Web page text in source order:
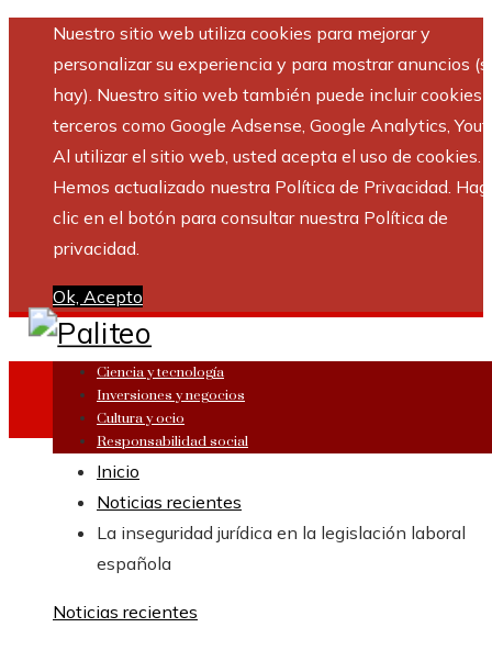
Nuestro sitio web utiliza cookies para mejorar y
personalizar su experiencia y para mostrar anuncios
hay). Nuestro sitio web también puede incluir cookies
terceros como Google Adsense, Google Analytics,
Al utilizar el sitio web, usted acepta el uso de cookies.
Hemos actualizado nuestra Política de Privacidad.
clic en el botón para consultar nuestra Política de
privacidad.
Ok, Acepto
Ciencia y tecnología
Inversiones y negocios
Cultura y ocio
Responsabilidad social
Inicio
Noticias recientes
La inseguridad jurídica en la legislación laboral
española
Noticias recientes